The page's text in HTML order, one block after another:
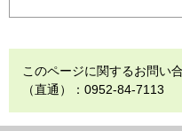
このページに関するお問
（直通）：0952-84-7113